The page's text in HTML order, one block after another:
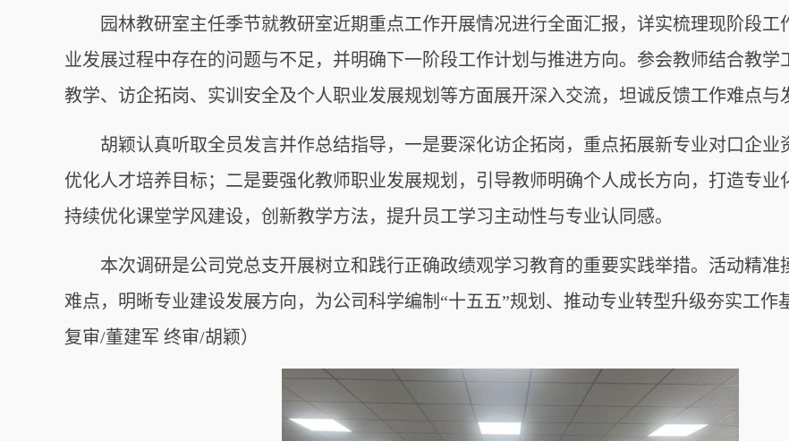
园林教研室主任季节就教研室近期重点工作开展情况进行全面汇报，详实梳理现阶段工
业发展过程中存在的问题与不足，并明确下一阶段工作计划与推进方向。参会教师结合教学
教学、访企拓岗、实训安全及个人职业发展规划等方面展开深入交流，坦诚反馈工作难点与
胡颖认真听取全员发言并作总结指导，一是要深化访企拓岗，重点拓展新专业对口企业
优化人才培养目标；二是要强化教师职业发展规划，引导教师明确个人成长方向，打造专业
持续优化课堂学风建设，创新教学方法，提升员工学习主动性与专业认同感。
本次调研是公司党总支开展树立和践行正确政绩观学习教育的重要实践举措。活动精准
难点，明晰专业建设发展方向，为公司科学编制“十五五”规划、推动专业转型升级夯实工作
复审/董建军 终审/胡颖）